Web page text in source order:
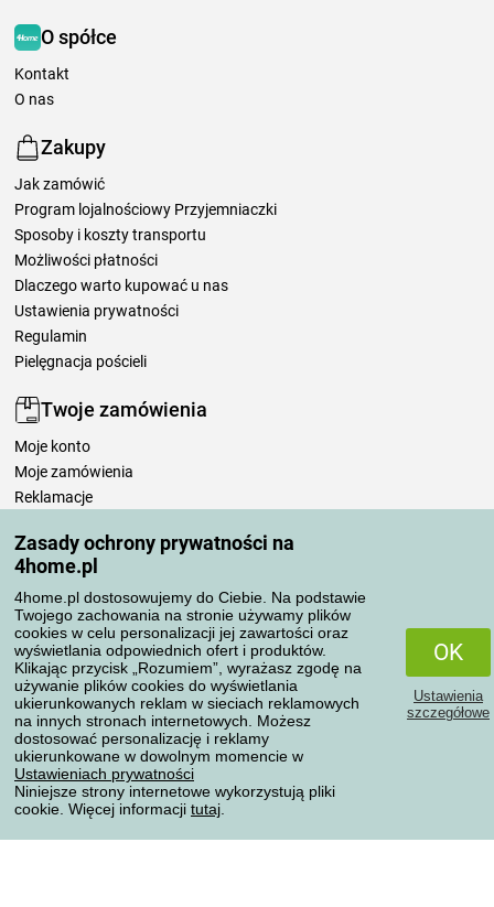
Zasady ochrony prywatności na
4home.pl
4home.pl dostosowujemy do Ciebie. Na podstawie
Twojego zachowania na stronie używamy plików
cookies w celu personalizacji jej zawartości oraz
wyświetlania odpowiednich ofert i produktów.
Klikając przycisk „Rozumiem”, wyrażasz zgodę na
używanie plików cookies do wyświetlania
ukierunkowanych reklam w sieciach reklamowych
na innych stronach internetowych. Możesz
dostosować personalizację i reklamy
ukierunkowane w dowolnym momencie w
Ustawieniach prywatności
Niniejsze strony internetowe wykorzystują pliki
cookie. Więcej informacji tutaj
OK
Ustawienia
szczegółowe
O spółce
Kontakt
O nas
Zakupy
Jak zamówić
Program lojalnościowy Przyjemniaczki
Sposoby i koszty transportu
Możliwości płatności
Dlaczego warto kupować u nas
Ustawienia prywatności
Regulamin
Pielęgnacja pościeli
Twoje zamówienia
Moje konto
Moje zamówienia
Reklamacje
Zasady przetwarzania recenzji
Sposoby transportu
Metody płatności
Niezawodny sklep